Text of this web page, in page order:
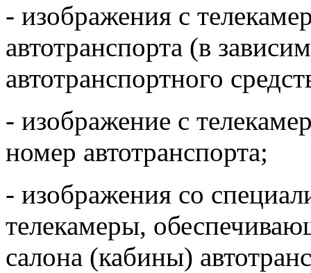
- изображения с
автотранспорта (в
автотранспортного
- изображение с
номер автотранспорта;
- изображения со
телекамеры,
салона (кабины)